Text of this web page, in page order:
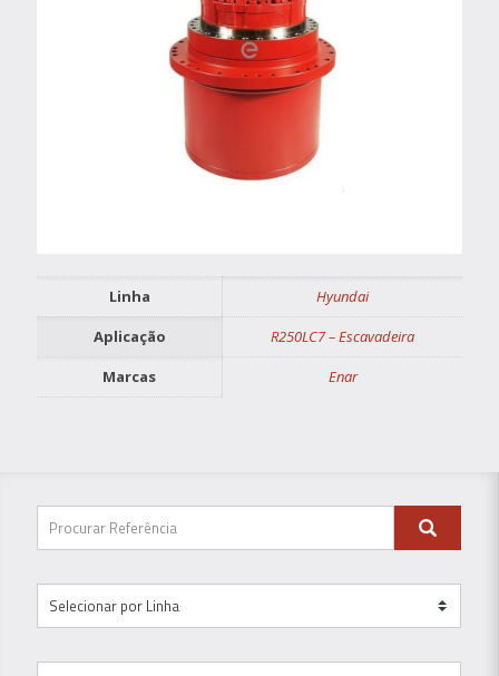
Linha
Hyundai
Aplicação
R250LC7 – Escavadeira
Marcas
Enar